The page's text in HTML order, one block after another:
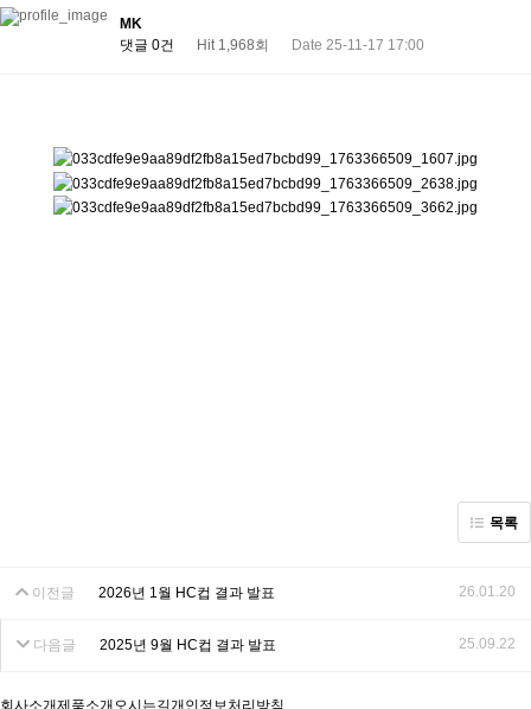
MK
댓글 0건
Hit 1,968회 Date 25-11-17 17:00
목록
이전글 2026년 1월 HC컵 결과 발표 26.01.20
다음글 2025년 9월 HC컵 결과 발표 25.09.22
회사소개제품소개 오시는길 개인정보처리방침